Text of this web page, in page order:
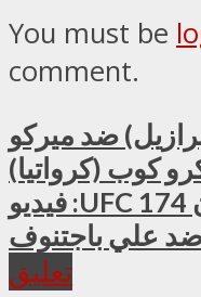
You must be
comment.
ضد ميركو
كوب (كرواتيا)
فيديو :UFC 174 نزال ديمتريوس جونسون
علي باجتنوف
تعليق